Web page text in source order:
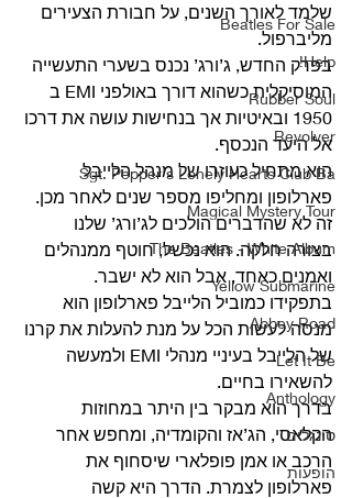
Beatles For Sale
Help!
Rubber Soul
Revolver
Sgt. Pepper's Lonely Hearts Club Ba
Magical Mystery Tour
The Beatles - White Album
Yellow Submarine
Abbey Road
Let It Be
Anthology
סינגלים
הופעות
שלמד לאורך השנים, על חבורת הצעירים
מליברפול.
בפרק החדש, ג’ורג’ נכנס בשערי התעשייה
המוסיקלית כשהוא דורך באולפני EMI ב
1950 ובאיטיות אך בנחישות עושה את דרכו
אל היעד הנכסף.
הוא מתחיל כעוזרו של מנהל הלייבל
פארלופון ומחליפו מספר שנים לאחר מכן.
זה לא שהדברים הולכים לג’ורג’ שלנו
בצורה חלקה. הוא נכשל, חוטף ממנהלים
ואמנים כאחד, אבל הוא לא ישבר.
בתפקידו כמוביל הלייבל פארלופון הוא
מנסה לעשות הכל על מנת להעלות את קרנו
של הלייבל בעיניי מנהלי EMI ולמעשה
להשאירו בחיים.
בדרך הוא מבקר בין היתר במחוזות
הקלאסי, הג’אז והקומדיה, ומחפש אחר
הרכב או אמן פופלארי שיסחוף את
פארלופון לצמרת. הדרך היא קשה